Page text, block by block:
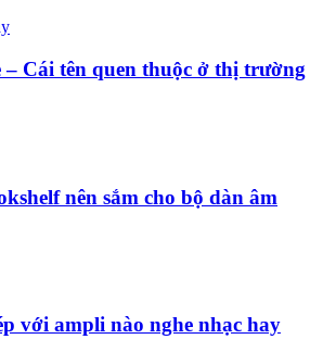
– Cái tên quen thuộc ở thị trường
nên sắm cho bộ dàn âm
với ampli nào nghe nhạc hay